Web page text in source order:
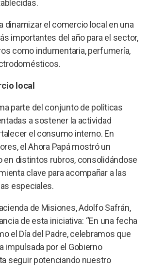
dinamizar el comercio local en una
importantes del año para el sector,
como indumentaria, perfumería,
local
parte del conjunto de políticas
a sostener la actividad
el consumo interno. En
el Ahora Papá mostró un
en distintos rubros, consolidándose
clave para acompañar a las
especiales.
de Misiones, Adolfo Safrán,
de esta iniciativa: “En una fecha
el Día del Padre, celebramos que
impulsada por el Gobierno
seguir potenciando nuestro